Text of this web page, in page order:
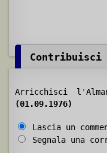
Contribuisci
Arricchisci
(01.09.1976)
Lascia un
Segnala una